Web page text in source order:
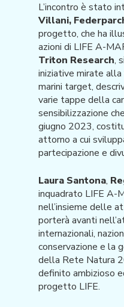
L’incontro è stato
Villani,
progetto, che ha
azioni di LIFE A-
Triton Research,
iniziative mirate
marini target,
varie tappe della
sensibilizzazione
giugno 2023,
attorno a cui
partecipazione e
Laura Santona,
inquadrato LIFE
nell’insieme delle
porterà avanti
internazionali,
conservazione e la
della Rete Natura
definito ambizioso
progetto LIFE.